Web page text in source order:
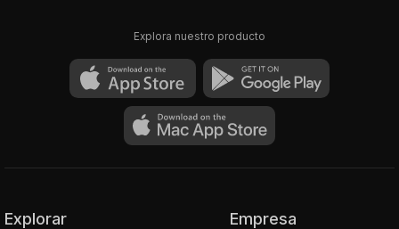
Explora nuestro producto
Explorar Empresa